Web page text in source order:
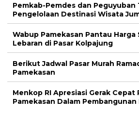
Pemkab-Pemdes dan Peguyuban
Pengelolaan Destinasi Wisata
Wabup Pamekasan Pantau Harga
Lebaran di Pasar Kolpajung
Berikut Jadwal Pasar Murah
Pamekasan
Menkop RI Apresiasi Gerak Cepat
Pamekasan Dalam Pembangunan